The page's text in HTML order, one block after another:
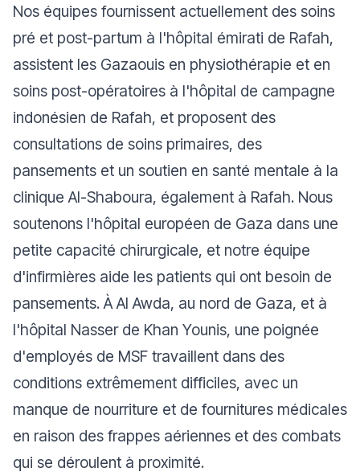
Nos équipes fournissent actuellement des soins
pré et post-partum à l'hôpital émirati de Rafah,
assistent les Gazaouis en physiothérapie et en
soins post-opératoires à l'hôpital de campagne
indonésien de Rafah, et proposent des
consultations de soins primaires, des
pansements et un soutien en santé mentale à la
clinique Al-Shaboura, également à Rafah. Nous
soutenons l'hôpital européen de Gaza dans une
petite capacité chirurgicale, et notre équipe
d'infirmières aide les patients qui ont besoin de
pansements. À Al Awda, au nord de Gaza, et à
l'hôpital Nasser de Khan Younis, une poignée
d'employés de MSF travaillent dans des
conditions extrêmement difficiles, avec un
manque de nourriture et de fournitures médicales
en raison des frappes aériennes et des combats
qui se déroulent à proximité.